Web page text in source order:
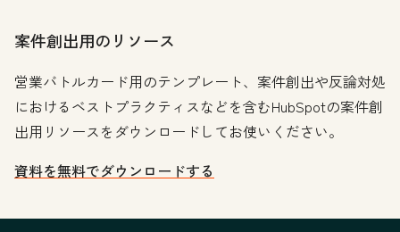
案件創出用のリソース
営業バトルカード用のテンプレート、案件創出や反論対処
におけるベストプラクティスなどを含むHubSpotの案件創
出用リソースをダウンロードしてお使いください。
資料を無料でダウンロードする